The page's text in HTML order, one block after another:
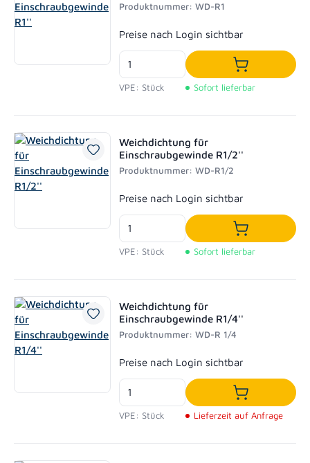
Produktnummer: WD-R1
Regulärer Preis:
Preise nach Login sichtbar
VPE: Stück
In den
Sofort lieferbar
Weichdichtung für
Einschraubgewinde R1/2''
Produktnummer: WD-R1/2
Regulärer Preis:
Preise nach Login sichtbar
VPE: Stück
In den
Sofort lieferbar
Weichdichtung für
Einschraubgewinde R1/4''
Produktnummer: WD-R 1/4
Regulärer Preis:
Preise nach Login sichtbar
VPE: Stück
In den
Lieferzeit auf Anfrage